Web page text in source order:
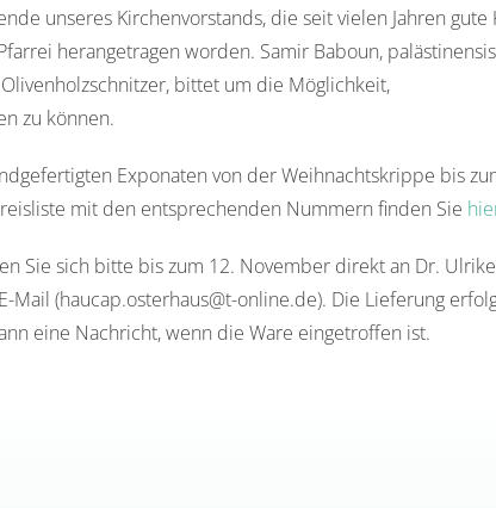
unseres Kirchenvorstands, die seit vielen Jahren gute
herangetragen worden. Samir Baboun,
bittet um die Möglichkeit,
zu können.
Exponaten von der Weihnachtskrippe bis
mit den entsprechenden Nummern finden Sie
Sie sich bitte bis zum 12. November direkt an Dr.
(haucap.osterhaus@t-online.de). Die Lieferung
eine Nachricht, wenn die Ware eingetroffen ist.